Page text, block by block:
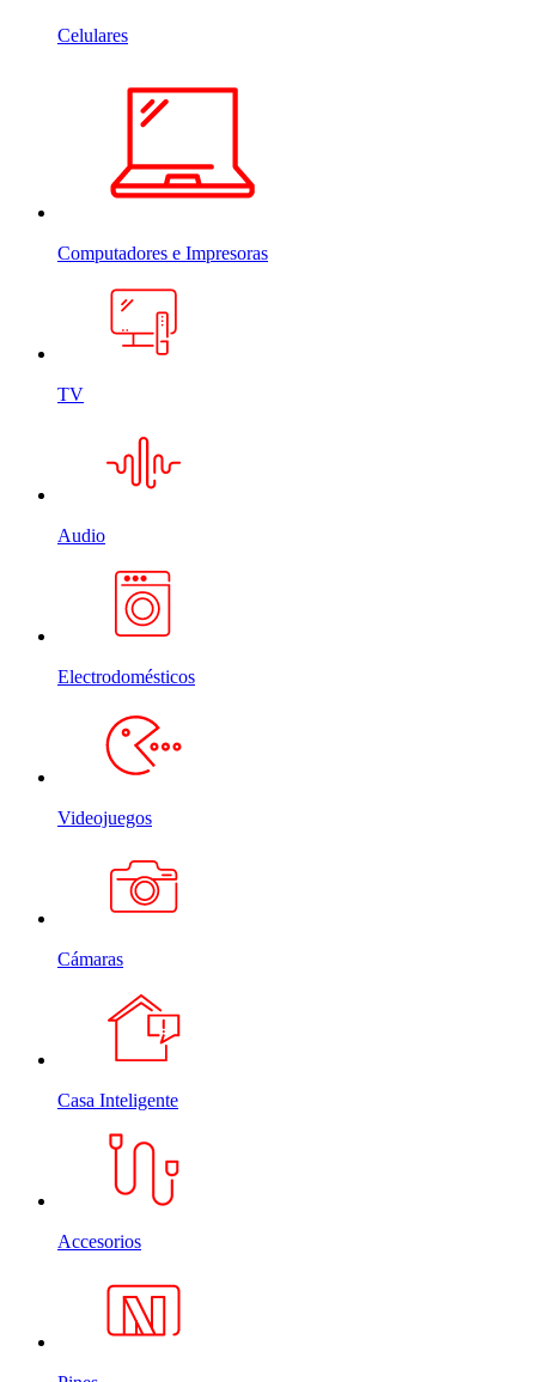
Celulares
Computadores e Impresoras
TV
Audio
Electrodomésticos
Videojuegos
Cámaras
Casa Inteligente
Accesorios